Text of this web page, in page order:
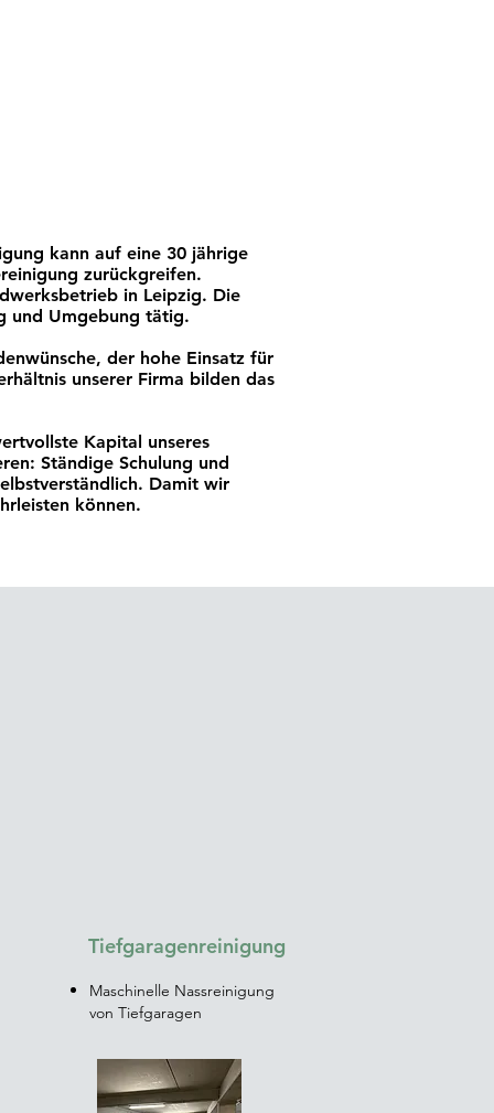
kann auf eine 30 jährige
zurückgreifen.
in Leipzig. Die
und Umgebung tätig.
der hohe Einsatz für
unserer Firma bilden das
Kapital unseres
Ständige Schulung und
Damit wir
können.
Tiefgaragenreinigung
Maschinelle Nassreinigung
von Tiefgaragen